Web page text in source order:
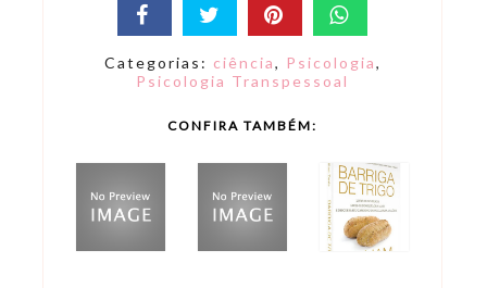
Categorias: ciência, Psicologia,
Psicologia Transpessoal
CONFIRA TAMBÉM: